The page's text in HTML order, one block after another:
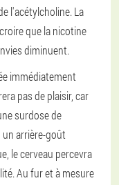
l'acétylcholine. La
que la nicotine
diminuent.
immédiatement
pas de plaisir, car
surdose de
un arrière-goût
le cerveau percevra
Au fur et à mesure